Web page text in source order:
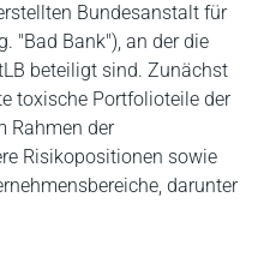
Bundesanstalt für
"Bad Bank"), an der die
beteiligt sind. Zunächst
toxische Portfolioteile der
Rahmen der
Risikopositionen sowie
darunter